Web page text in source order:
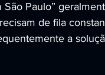
Paulo”
de fila
a